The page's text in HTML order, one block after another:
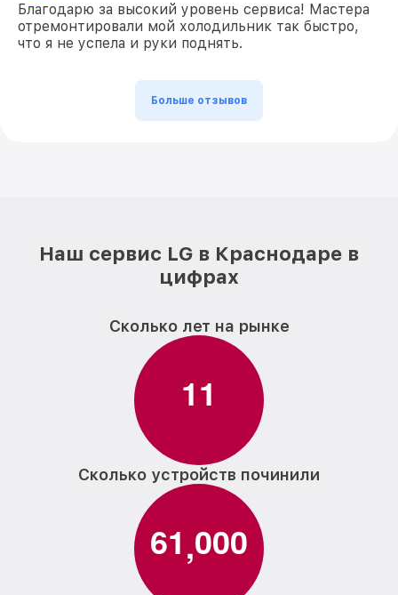
Благодарю за высокий уровень сервиса! Мастера
отремонтировали мой холодильник так быстро,
что я не успела и руки поднять.
Больше отзывов
Наш сервис LG в Краснодаре в
цифрах
Сколько лет на рынке
11
Сколько устройств починили
61,000